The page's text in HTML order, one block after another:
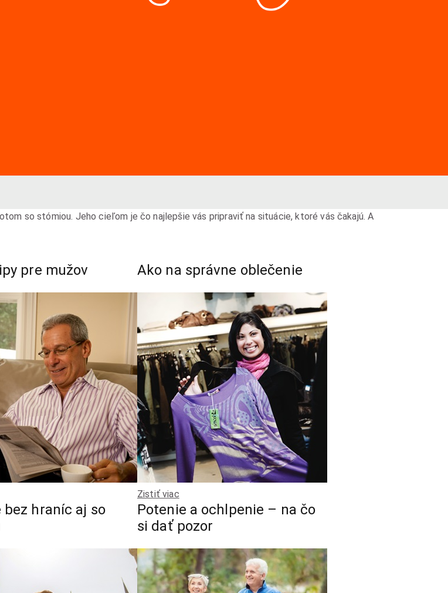
so stómiou. Jeho cieľom je čo najlepšie vás pripraviť na situácie, ktoré vás čakajú. A
pre mužov Ako na správne oblečenie
Zistiť viac
bez hraníc aj so
Potenie a ochlpenie – na čo
si dať pozor